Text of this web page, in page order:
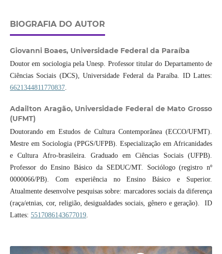
BIOGRAFIA DO AUTOR
Giovanni Boaes, Universidade Federal da Paraíba
Doutor em sociologia pela Unesp. Professor titular do Departamento de
Ciências Sociais (DCS), Universidade Federal da Paraíba. ID Lattes:
6621344811770837.
Adailton Aragão, Universidade Federal de Mato Grosso
(UFMT)
Doutorando em Estudos de Cultura Contemporânea (ECCO/UFMT).
Mestre em Sociologia (PPGS/UFPB). Especialização em Africanidades
e Cultura Afro-brasileira. Graduado em Ciências Sociais (UFPB).
Professor do Ensino Básico da SEDUC/MT. Sociólogo (registro nº
0000066/PB). Com experiência no Ensino Básico e Superior.
Atualmente desenvolve pesquisas sobre: marcadores sociais da diferença
(raça/etnias, cor, religião, desigualdades sociais, gênero e geração). ID
Lattes: 5517086143677019.